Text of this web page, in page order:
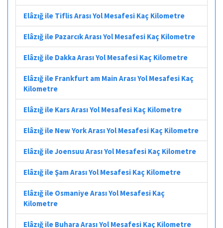
Elâzığ ile Tiflis Arası Yol Mesafesi Kaç Kilometre
Elâzığ ile Pazarcık Arası Yol Mesafesi Kaç Kilometre
Elâzığ ile Dakka Arası Yol Mesafesi Kaç Kilometre
Elâzığ ile Frankfurt am Main Arası Yol Mesafesi Kaç
Kilometre
Elâzığ ile Kars Arası Yol Mesafesi Kaç Kilometre
Elâzığ ile New York Arası Yol Mesafesi Kaç Kilometre
Elâzığ ile Joensuu Arası Yol Mesafesi Kaç Kilometre
Elâzığ ile Şam Arası Yol Mesafesi Kaç Kilometre
Elâzığ ile Osmaniye Arası Yol Mesafesi Kaç
Kilometre
Elâzığ ile Buhara Arası Yol Mesafesi Kaç Kilometre